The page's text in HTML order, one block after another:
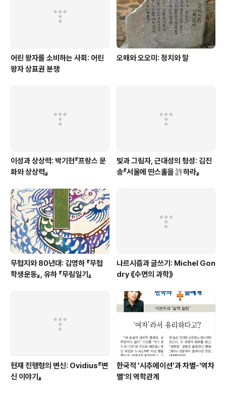
가? 아니다. 사랑이 진부하다면 성교性交도 식사食事도
수면睡眠도 모두 진부하..
어린 왕자를 소비하는 사회: 어린
왕자 상표권 분쟁
오매와 오오미: 정치와 말
이성과 상상력: 박기현『프랑스 문
화와 상상력』
빛과 그림자, 근대성의 형성: 김진
송『서울에 딴스홀을 許하라』
무협지와 80년대: 김영하 『무협
학생운동』, 유하 『무림일기』
나르시즘과 글쓰기: Michel Gon
dry 《수면의 과학》
현재 진행형의 변신: Ovidius『변
신 이야기』
한국적 '시추에이션'과 차별-'역차
별'의 역학관계